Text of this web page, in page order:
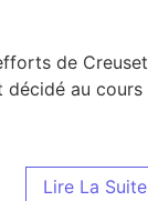
de Creuset
décidé au cours
Lire La Suite